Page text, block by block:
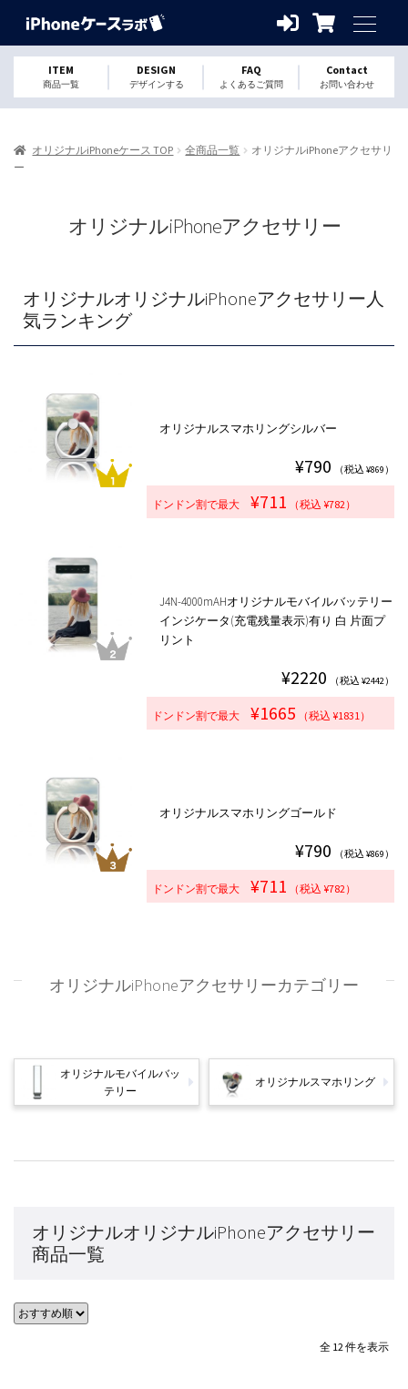
ITEM
商品一覧
DESIGN
デザインする
FAQ
よくあるご質問
Contact
お問い合わせ
オリジナルiPhoneケース TOP 全商品一覧
オリジナルiPhoneアクセサリ
ー
オリジナルiPhoneアクセサリー
オリジナルオリジナルiPhoneアクセサリー人
気ランキング
オリジナルスマホリングシルバー
¥790 （税込 ¥869）
ドンドン割で最大 ¥711 （税込 ¥782）
J4N-4000mAHオリジナルモバイルバッテリー
インジケータ(充電残量表示)有り 白 片面プ
リント
¥2220 （税込 ¥2442）
ドンドン割で最大 ¥1665 （税込 ¥1831）
オリジナルスマホリングゴールド
¥790 （税込 ¥869）
ドンドン割で最大 ¥711 （税込 ¥782）
オリジナルiPhoneアクセサリーカテゴリー
オリジナルモバイルバッ
テリー
オリジナルスマホリング
オリジナルオリジナルiPhoneアクセサリー
商品一覧
全 12 件を表示